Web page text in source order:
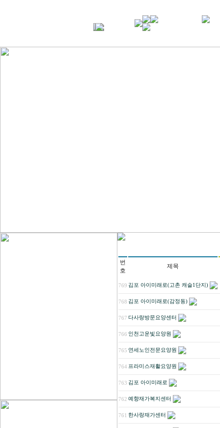
번
호
제목
769 김포 아이미래로(고촌 캐슬1단지)
768 김포 아이미래로(감정동)
767 다사랑방문요양센터
766 인천고운빛요양원
765 연세노인전문요양원
764 프라미스재활요양원
763 김포 아이미래로
762 예향재가복지센터
761 한사랑재가센터